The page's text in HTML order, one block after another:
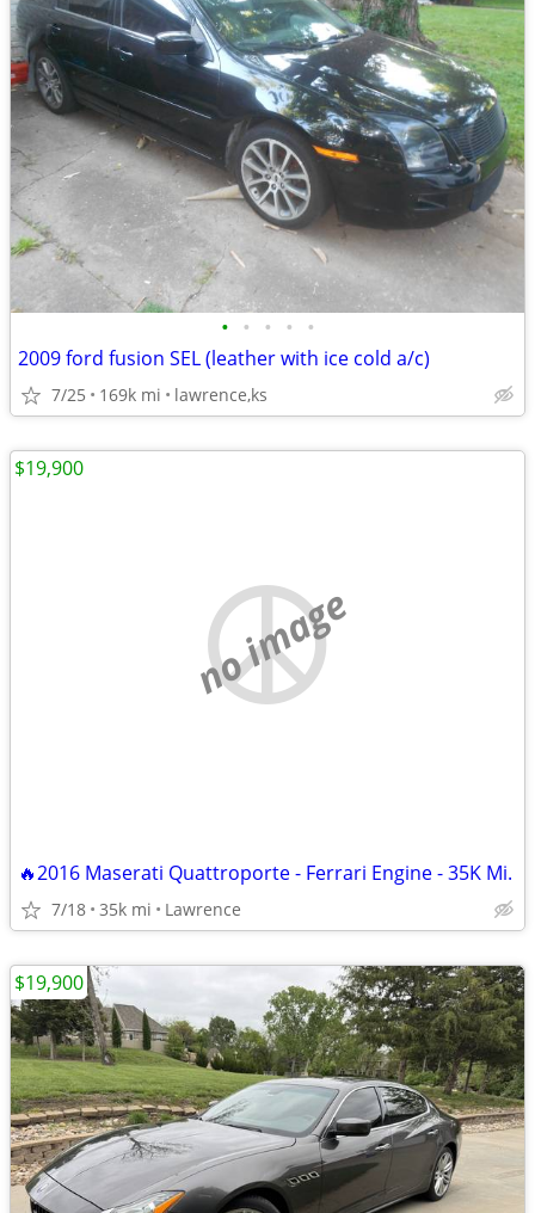
• • • • •
2009 ford fusion SEL (leather with ice cold a/c)
7/25 169k mi lawrence,ks
no image
🔥2016 Maserati Quattroporte - Ferrari Engine - 35K Mi.
7/18 35k mi Lawrence
$19,900
$19,900